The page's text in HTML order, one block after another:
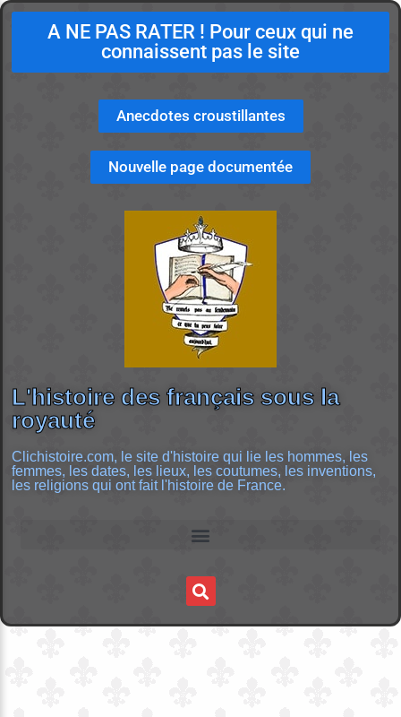
A NE PAS RATER ! Pour ceux qui ne
connaissent pas le site
Anecdotes croustillantes
Nouvelle page documentée
L'histoire des français sous la
royauté
Clichistoire.com, le site d'histoire qui lie les hommes, les
femmes, les dates, les lieux, les coutumes, les inventions,
les religions qui ont fait l'histoire de France.